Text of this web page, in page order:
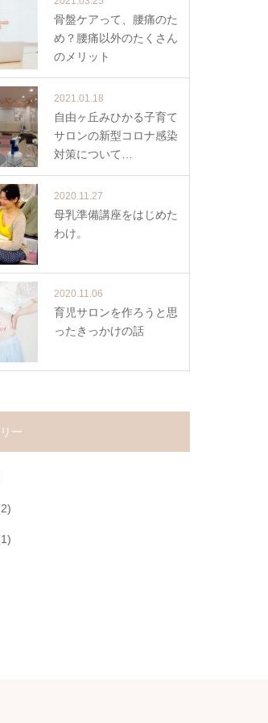
骨盤ケアって、腰痛のた
め？腰痛以外のたくさん
のメリット
2021.01.18
自由ヶ丘みひかる子育て
サロンの新型コロナ感染
対策について…
2020.11.27
母乳準備講座をはじめた
わけ。
2020.11.06
育児サロンを作ろうと思
ったきっかけの話
ー